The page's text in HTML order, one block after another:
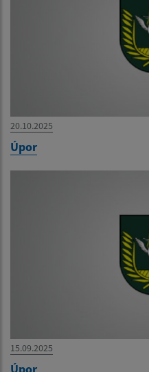
20.10.2025
Úpor
15.09.2025
Úpor